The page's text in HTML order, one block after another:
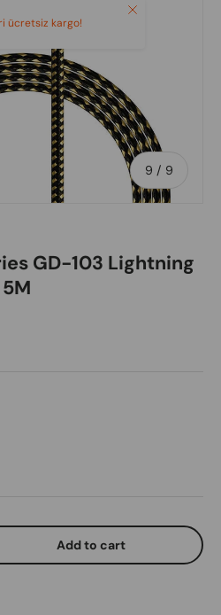
9 / of
9
ücretsiz kargo!
Close
GD-103 Lightning
Add to cart